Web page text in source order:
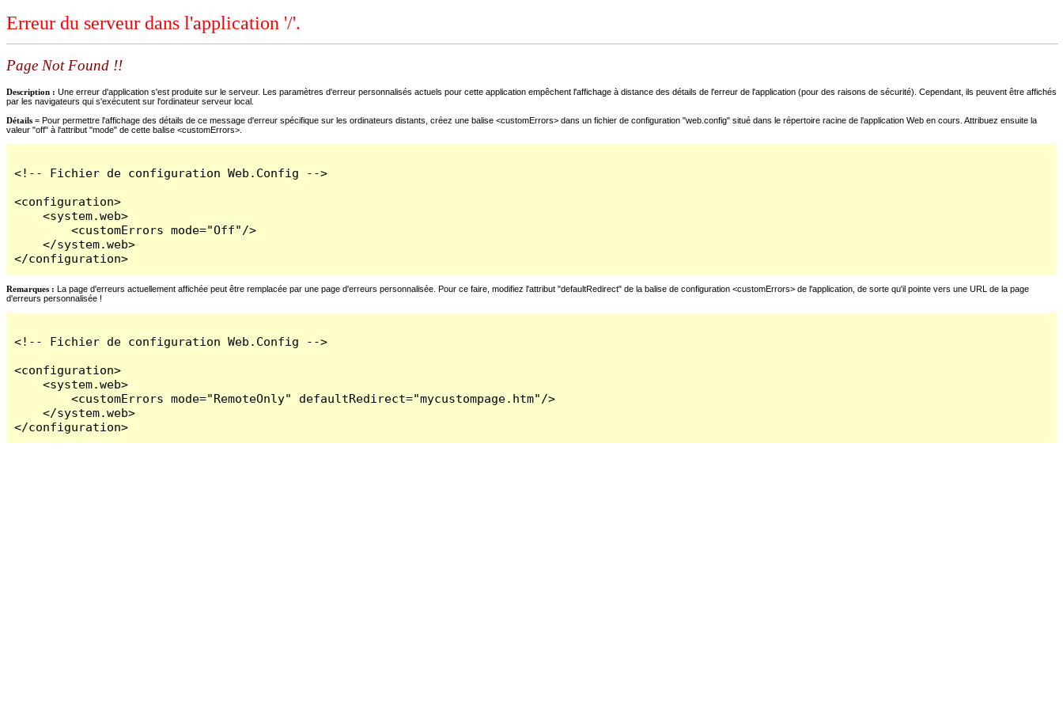
Erreur du serveur dans l'application '/'.
Page Not Found !!
Description : Une erreur d'application s'est produite sur le serveur. Les paramètres d'erreur personnalisés actuels pour cette application empêchent l'affichage à distance des détails de l'erreur de l'application (pour des raisons de sécurité). Cependant, ils peuvent être affichés
par les navigateurs qui s'exécutent sur l'ordinateur serveur local.
Détails = Pour permettre l'affichage des détails de ce message d'erreur spécifique sur les ordinateurs distants, créez une balise <customErrors> dans un fichier de configuration "web.config" situé dans le répertoire racine de l'application Web en cours. Attribuez ensuite la
valeur "off" à l'attribut "mode" de cette balise <customErrors>.
<!-- Fichier de configuration Web.Config -->
<configuration>
    <system.web>
        <customErrors mode="Off"/>
    </system.web>
</configuration>
Remarques : La page d'erreurs actuellement affichée peut être remplacée par une page d'erreurs personnalisée. Pour ce faire, modifiez l'attribut "defaultRedirect" de la balise de configuration <customErrors> de l'application, de sorte qu'il pointe vers une URL de la page
d'erreurs personnalisée !
<!-- Fichier de configuration Web.Config -->
<configuration>
    <system.web>
        <customErrors mode="RemoteOnly" defaultRedirect="mycustompage.htm"/>
    </system.web>
</configuration>